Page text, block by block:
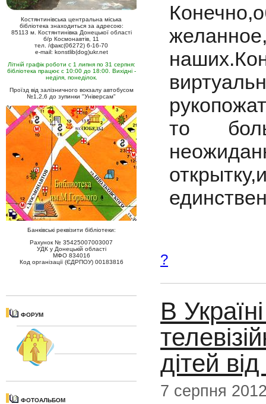
Костянтинівська центральна міська
бібліотека знаходиться за адресою:
85113 м. Костянтинівка Донецької області
б/р Космонавтів, 11
тел. /факс(06272) 6-16-70
e-mail: konstlib(dog)ukr.net
Літній графік роботи с 1 липня по 31 серпня:
бібліотека працює с 10:00 до 18:00. Вихідні -
неділя, понеділок.
Проїзд від залізничного вокзалу автобусом
№1,2,6 до зупинки "Універсам"
Банківські реквізити бібліотеки:
Рахунок № 35425007003007
УДК у Донецькій області
МФО 834016
Код організації (ЄДРПОУ) 00183816
ФОРУМ
ФОТОАЛЬБОМ
то
?
В
дітей
7 серпня